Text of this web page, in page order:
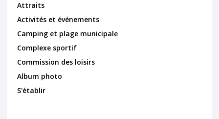
Attraits
Activités et événements
Camping et plage municipale
Complexe sportif
Commission des loisirs
Album photo
S'établir